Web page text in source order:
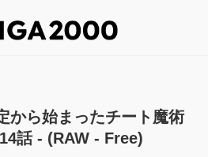
から始まったチート魔術
話 - (RAW - Free)